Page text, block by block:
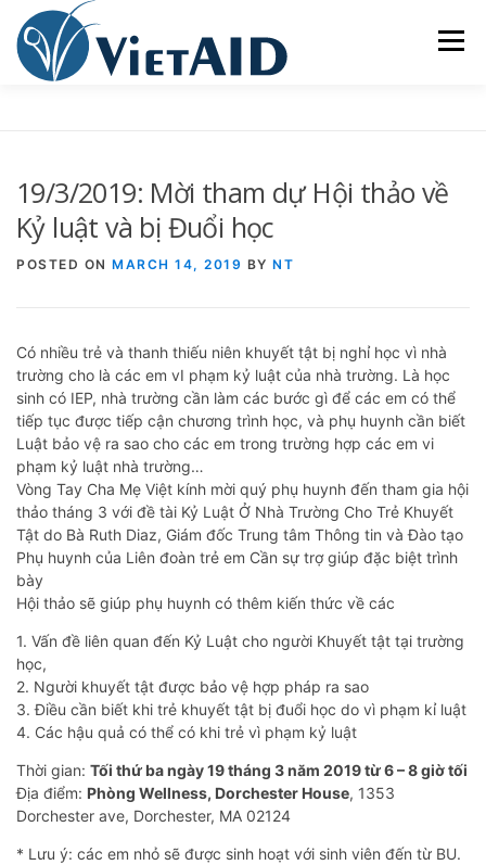
content
Menu
TRUNG TÂM CỘNG ĐỒNG SINH HOẠT
19/3/2019: Mời tham dự Hội thảo về
Kỷ luật và bị Đuổi học
POSTED ON MARCH 14, 2019 BY NT
Có nhiều trẻ và thanh thiếu niên khuyết tật bị nghỉ học vì nhà
trường cho là các em vI phạm kỷ luật của nhà trường. Là học
sinh có IEP, nhà trường cần làm các bước gì để các em có thể
tiếp tục được tiếp cận chương trình học, và phụ huynh cần biết
Luật bảo vệ ra sao cho các em trong trường hợp các em vi
phạm kỷ luật nhà trường…
Vòng Tay Cha Mẹ Việt kính mời quý phụ huynh đến tham gia hội
thảo tháng 3 với đề tài Kỷ Luật Ở Nhà Trường Cho Trẻ Khuyết
Tật do Bà Ruth Diaz, Giám đốc Trung tâm Thông tin và Đào tạo
Phụ huynh của Liên đoàn trẻ em Cần sự trợ giúp đặc biệt trình
bày
Hội thảo sẽ giúp phụ huynh có thêm kiến thức về các
1. Vấn đề liên quan đến Kỷ Luật cho người Khuyết tật tại trường
học,
2. Người khuyết tật được bảo vệ hợp pháp ra sao
3. Điều cần biết khi trẻ khuyết tật bị đuổi học do vì phạm kỉ luật
4. Các hậu quả có thể có khi trẻ vì phạm kỷ luật
Thời gian: Tối thứ ba ngày 19 tháng 3 năm 2019 từ 6 – 8 giờ tối
Địa điểm: Phòng Wellness, Dorchester House, 1353
Dorchester ave, Dorchester, MA 02124
* Lưu ý: các em nhỏ sẽ được sinh hoạt với sinh viên đến từ BU.